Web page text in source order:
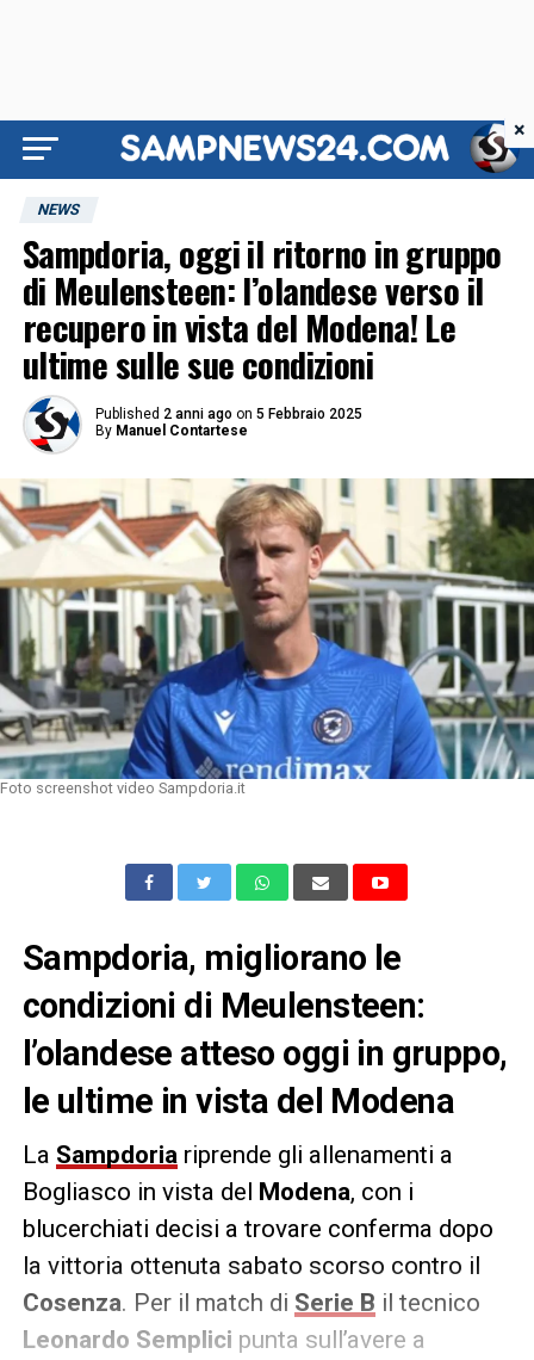
NEWS
Sampdoria, oggi il ritorno in gruppo
di Meulensteen: l’olandese verso il
recupero in vista del Modena! Le
ultime sulle sue condizioni
Published 2 anni ago on 5 Febbraio 2025
By Manuel Contartese
Foto screenshot video Sampdoria.it
Sampdoria, migliorano le
condizioni di Meulensteen:
l’olandese atteso oggi in gruppo,
le ultime in vista del Modena
La Sampdoriariprende gli allenamenti a
Bogliasco in vista del Modena, con i
blucerchiati decisi a trovare conferma dopo
la vittoria ottenuta sabato scorso contro il
Cosenza. Per il match di Serie B il tecnico
Leonardo Semplici punta sull’avere a
×